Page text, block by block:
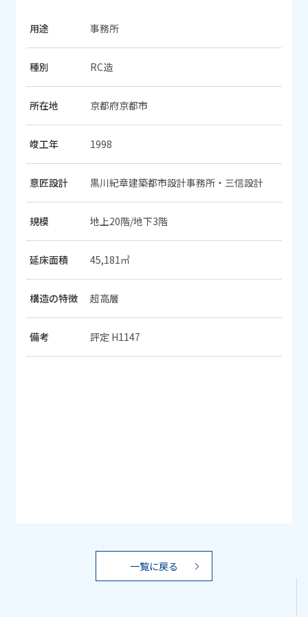
用途 事務所
種別 RC造
所在地 京都府京都市
竣工年 1998
意匠設計 黒川紀章建築都市設計事務所・三信設計
規模 地上20階/地下3階
延床面積 45,181㎡
構造の特徴 超高層
備考 評定 H1147
一覧に戻る